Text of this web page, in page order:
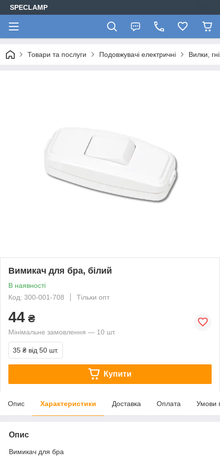
SPECLAMP
Товари та послуги Подовжувачі електричні Вилки,
Вимикач для бра, білий
В наявності
Код: 300-001-708
Тільки опт
44 ₴
Мінімальне замовлення — 10 шт.
35 ₴ від 50 шт.
Купити
Опис Характеристики Доставка Оплата Умови
Опис
Вимикач для бра